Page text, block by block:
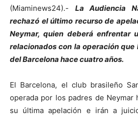
(Miaminews24).- La Audiencia
rechazó el último recurso de
Neymar, quien deberá enfrentar
relacionados con la operación que
del Barcelona hace cuatro años.
El Barcelona, el club brasileño
operada por los padres de Neymar
su última apelación e irán a